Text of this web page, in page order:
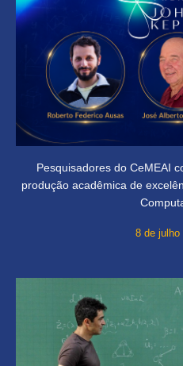
Pesquisadores do CeMEAI
produção acadêmica de
8 de julho